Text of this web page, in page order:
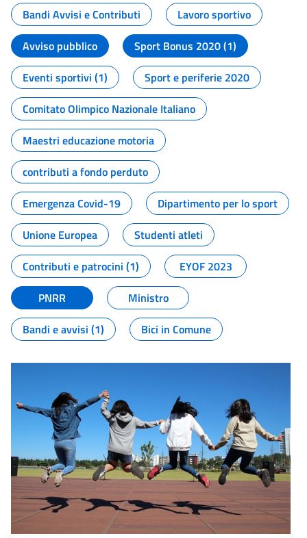
Bandi Avvisi e Contributi
Lavoro sportivo
Avviso pubblico
Sport Bonus 2020 (1)
Eventi sportivi (1)
Sport e periferie 2020
Comitato Olimpico Nazionale Italiano
Maestri educazione motoria
contributi a fondo perduto
Emergenza Covid-19
Dipartimento per lo sport
Unione Europea
Studenti atleti
Contributi e patrocini (1)
EYOF 2023
PNRR
Ministro
Bandi e avvisi (1)
Bici in Comune